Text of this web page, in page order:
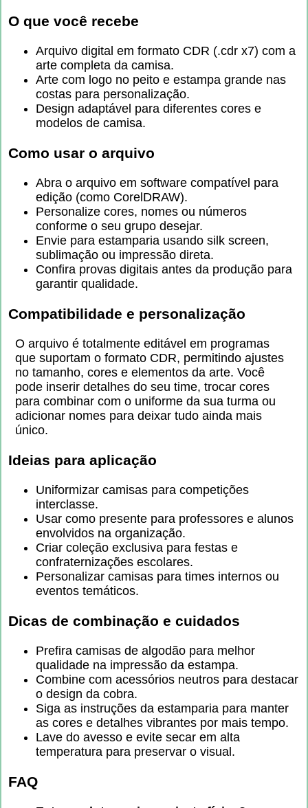
O que você recebe
Arquivo digital em formato CDR (.cdr x7) com a
arte completa da camisa.
Arte com logo no peito e estampa grande nas
costas para personalização.
Design adaptável para diferentes cores e
modelos de camisa.
Como usar o arquivo
Abra o arquivo em software compatível para
edição (como CorelDRAW).
Personalize cores, nomes ou números
conforme o seu grupo desejar.
Envie para estamparia usando silk screen,
sublimação ou impressão direta.
Confira provas digitais antes da produção para
garantir qualidade.
Compatibilidade e personalização
O arquivo é totalmente editável em programas
que suportam o formato CDR, permitindo ajustes
no tamanho, cores e elementos da arte. Você
pode inserir detalhes do seu time, trocar cores
para combinar com o uniforme da sua turma ou
adicionar nomes para deixar tudo ainda mais
único.
Ideias para aplicação
Uniformizar camisas para competições
interclasse.
Usar como presente para professores e alunos
envolvidos na organização.
Criar coleção exclusiva para festas e
confraternizações escolares.
Personalizar camisas para times internos ou
eventos temáticos.
Dicas de combinação e cuidados
Prefira camisas de algodão para melhor
qualidade na impressão da estampa.
Combine com acessórios neutros para destacar
o design da cobra.
Siga as instruções da estamparia para manter
as cores e detalhes vibrantes por mais tempo.
Lave do avesso e evite secar em alta
temperatura para preservar o visual.
FAQ